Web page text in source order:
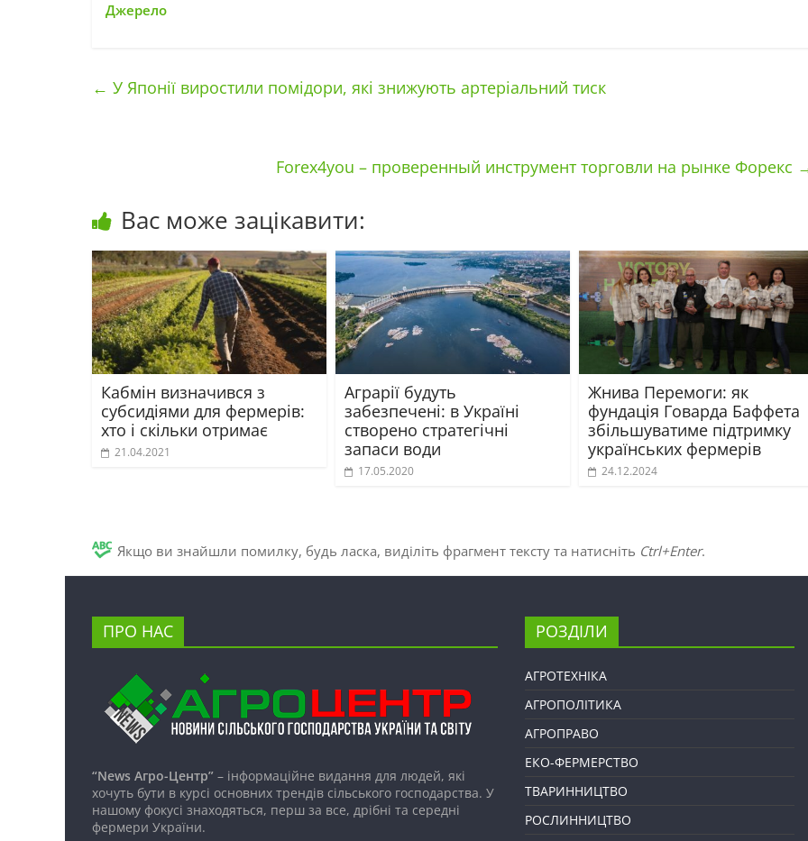
Джерело
← У Японії виростили помідори, які знижують артеріальний тиск
Forex4you – проверенный инструмент торговли на рынке Форекс
Вас може зацікавити:
Кабмін визначився з
субсидіями для фермерів:
хто і скільки отримає
21.04.2021
Аграрії будуть
забезпечені: в Україні
створено стратегічні
запаси води
17.05.2020
Жнива Перемоги: як
фундація Говарда Баффета
збільшуватиме підтримку
українських фермерів
24.12.2024
Якщо ви знайшли помилку, будь ласка, виділіть фрагмент тексту та натисніть Ctrl+Enter.
ПРО НАС
“News Агро-Центр” – інформаційне видання для людей, які
хочуть бути в курсі основних трендів сільського господарства. У
нашому фокусі знаходяться, перш за все, дрібні та середні
фермери України.
РОЗДІЛИ
АГРОТЕХНІКА
АГРОПОЛІТИКА
АГРОПРАВО
ЕКО-ФЕРМЕРСТВО
ТВАРИННИЦТВО
РОСЛИННИЦТВО